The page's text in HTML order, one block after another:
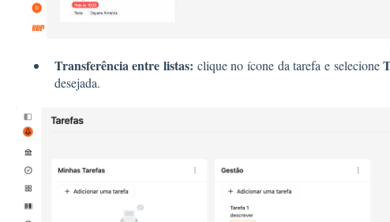
Transferência entre listas: clique no ícone da tarefa e selecione
desejada.